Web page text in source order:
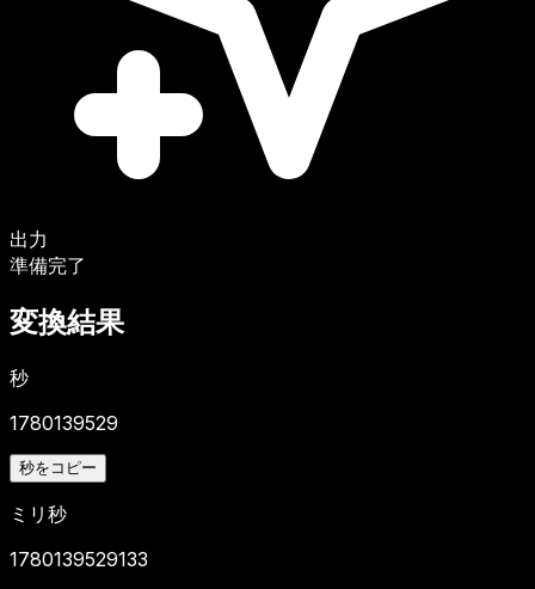
出力
準備完了
変換結果
秒
1780139529
秒をコピー
ミリ秒
1780139529133